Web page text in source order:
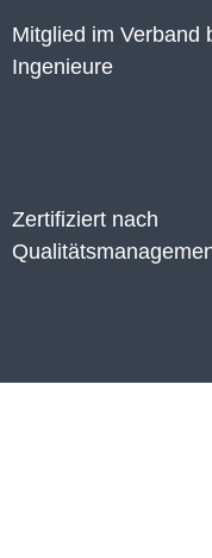
Mitglied im Verband
Ingenieure
Zertifiziert nach